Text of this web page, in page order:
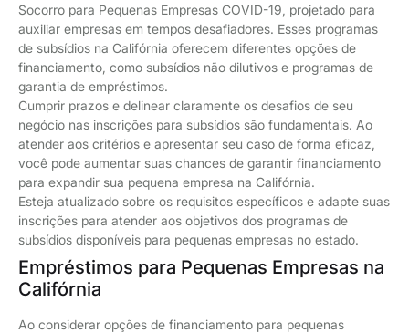
Socorro para Pequenas Empresas COVID-19, projetado para
auxiliar empresas em tempos desafiadores. Esses programas
de subsídios na Califórnia oferecem diferentes opções de
financiamento, como subsídios não dilutivos e programas de
garantia de empréstimos.
Cumprir prazos e delinear claramente os desafios de seu
negócio nas inscrições para subsídios são fundamentais. Ao
atender aos critérios e apresentar seu caso de forma eficaz,
você pode aumentar suas chances de garantir financiamento
para expandir sua pequena empresa na Califórnia.
Esteja atualizado sobre os requisitos específicos e adapte suas
inscrições para atender aos objetivos dos programas de
subsídios disponíveis para pequenas empresas no estado.
Empréstimos para Pequenas Empresas na
Califórnia
Ao considerar opções de financiamento para pequenas